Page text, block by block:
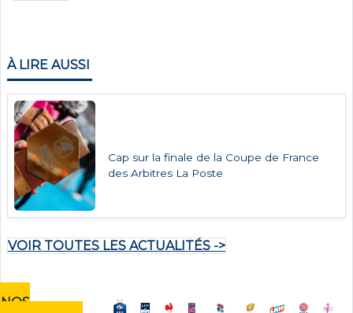
À LIRE AUSSI
Cap sur la finale de la Coupe de France
des Arbitres La Poste
VOIR TOUTES LES ACTUALITÉS ->
NOS